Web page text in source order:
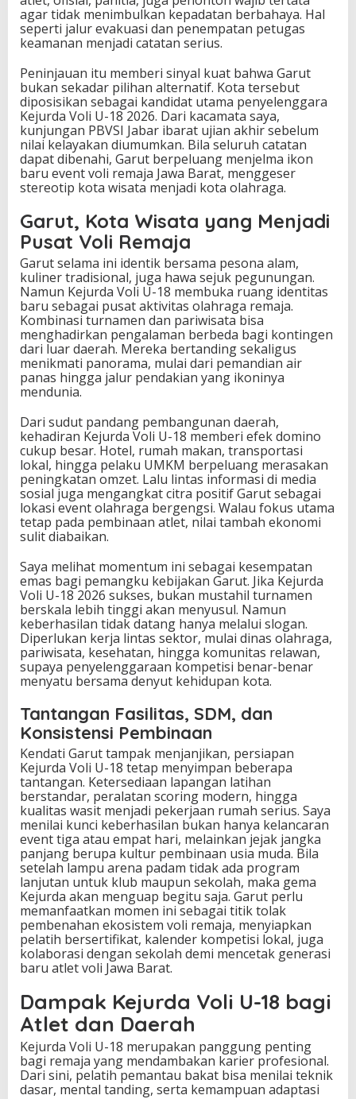
agar tidak menimbulkan kepadatan berbahaya. Hal
seperti jalur evakuasi dan penempatan petugas
keamanan menjadi catatan serius.
Peninjauan itu memberi sinyal kuat bahwa Garut
bukan sekadar pilihan alternatif. Kota tersebut
diposisikan sebagai kandidat utama penyelenggara
Kejurda Voli U-18 2026. Dari kacamata saya,
kunjungan PBVSI Jabar ibarat ujian akhir sebelum
nilai kelayakan diumumkan. Bila seluruh catatan
dapat dibenahi, Garut berpeluang menjelma ikon
baru event voli remaja Jawa Barat, menggeser
stereotip kota wisata menjadi kota olahraga.
Garut, Kota Wisata yang Menjadi
Pusat Voli Remaja
Garut selama ini identik bersama pesona alam,
kuliner tradisional, juga hawa sejuk pegunungan.
Namun Kejurda Voli U-18 membuka ruang identitas
baru sebagai pusat aktivitas olahraga remaja.
Kombinasi turnamen dan pariwisata bisa
menghadirkan pengalaman berbeda bagi kontingen
dari luar daerah. Mereka bertanding sekaligus
menikmati panorama, mulai dari pemandian air
panas hingga jalur pendakian yang ikoninya
mendunia.
Dari sudut pandang pembangunan daerah,
kehadiran Kejurda Voli U-18 memberi efek domino
cukup besar. Hotel, rumah makan, transportasi
lokal, hingga pelaku UMKM berpeluang merasakan
peningkatan omzet. Lalu lintas informasi di media
sosial juga mengangkat citra positif Garut sebagai
lokasi event olahraga bergengsi. Walau fokus utama
tetap pada pembinaan atlet, nilai tambah ekonomi
sulit diabaikan.
Saya melihat momentum ini sebagai kesempatan
emas bagi pemangku kebijakan Garut. Jika Kejurda
Voli U-18 2026 sukses, bukan mustahil turnamen
berskala lebih tinggi akan menyusul. Namun
keberhasilan tidak datang hanya melalui slogan.
Diperlukan kerja lintas sektor, mulai dinas olahraga,
pariwisata, kesehatan, hingga komunitas relawan,
supaya penyelenggaraan kompetisi benar-benar
menyatu bersama denyut kehidupan kota.
Tantangan Fasilitas, SDM, dan
Konsistensi Pembinaan
Kendati Garut tampak menjanjikan, persiapan
Kejurda Voli U-18 tetap menyimpan beberapa
tantangan. Ketersediaan lapangan latihan
berstandar, peralatan scoring modern, hingga
kualitas wasit menjadi pekerjaan rumah serius. Saya
menilai kunci keberhasilan bukan hanya kelancaran
event tiga atau empat hari, melainkan jejak jangka
panjang berupa kultur pembinaan usia muda. Bila
setelah lampu arena padam tidak ada program
lanjutan untuk klub maupun sekolah, maka gema
Kejurda akan menguap begitu saja. Garut perlu
memanfaatkan momen ini sebagai titik tolak
pembenahan ekosistem voli remaja, menyiapkan
pelatih bersertifikat, kalender kompetisi lokal, juga
kolaborasi dengan sekolah demi mencetak generasi
baru atlet voli Jawa Barat.
Dampak Kejurda Voli U-18 bagi
Atlet dan Daerah
Kejurda Voli U-18 merupakan panggung penting
bagi remaja yang mendambakan karier profesional.
Dari sini, pelatih pemantau bakat bisa menilai teknik
dasar, mental tanding, serta kemampuan adaptasi